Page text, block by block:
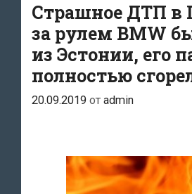
Страшное ДТП в
за рулем BMW
из Эстонии, его
полностью
20.09.2019 от admin